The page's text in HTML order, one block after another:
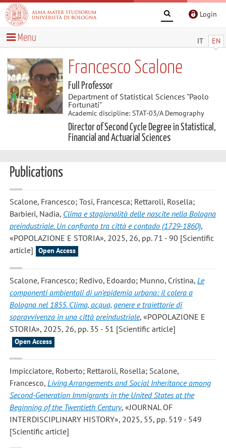
Login
IT EN
Menu
Francesco Scalone
Full Professor
Department of Statistical Sciences "Paolo
Fortunati"
Academic discipline: STAT-03/A Demography
Director of Second Cycle Degree in Statistical,
Financial and Actuarial Sciences
Publications
Scalone, Francesco; Tosi, Francesca; Rettaroli, Rosella;
Barbieri, Nadia, Clima e stagionalità delle nascite nella Bologna
preindustriale. Un confronto tra città e contado (1729-1860),
«POPOLAZIONE E STORIA», 2025, 26, pp. 71 - 90 [Scientific
article]
Open Access
Scalone, Francesco; Redivo, Edoardo; Munno, Cristina, Le
componenti ambientali di un’epidemia urbana: il colera a
Bologna nel 1855. Clima, acqua, genere e traiettorie di
sopravvivenza in una città preindustriale, «POPOLAZIONE E
STORIA», 2025, 26, pp. 35 - 51 [Scientific article]
Open Access
Impicciatore, Roberto; Rettaroli, Rosella; Scalone,
Francesco, Living Arrangements and Social Inheritance among
Second-Generation Immigrants in the United States at the
Beginning of the Twentieth Century, «JOURNAL OF
INTERDISCIPLINARY HISTORY», 2025, 55, pp. 519 - 549
[Scientific article]